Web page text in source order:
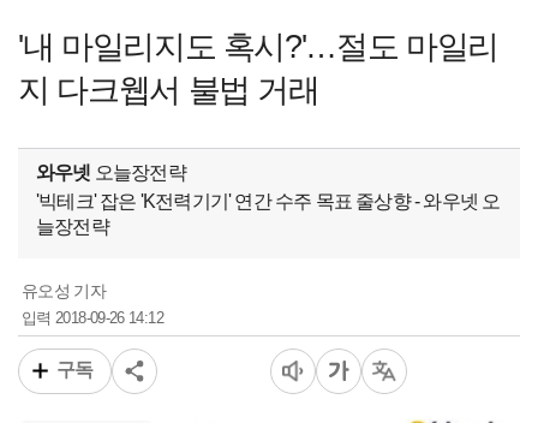
'내 마일리지도 혹시?'…절도 마일리
지 다크웹서 불법 거래
와우넷 오늘장전략
'빅테크' 잡은 'K전력기기' 연간 수주 목표 줄상향 - 와우넷 오
늘장전략
유오성 기자
입력 2018-09-26 14:12
구독